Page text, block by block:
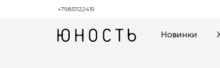
+79851122419
Новинки